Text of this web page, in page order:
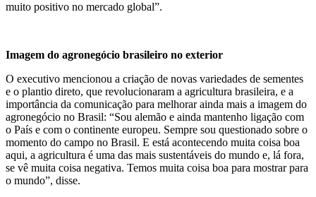
muito positivo no mercado global”.
Imagem do agronegócio brasileiro no exterior
O executivo mencionou a criação de novas variedades de sementes
e o plantio direto, que revolucionaram a agricultura brasileira, e a
importância da comunicação para melhorar ainda mais a imagem do
agronegócio no Brasil: “Sou alemão e ainda mantenho ligação com
o País e com o continente europeu. Sempre sou questionado sobre o
momento do campo no Brasil. E está acontecendo muita coisa boa
aqui, a agricultura é uma das mais sustentáveis do mundo e, lá fora,
se vê muita coisa negativa. Temos muita coisa boa para mostrar para
o mundo”, disse.